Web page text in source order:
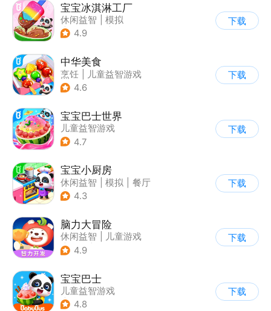
宝宝冰淇淋工厂
休闲益智
模拟
| 宝宝巴士
4.9
下载
中华美食
烹饪
儿童益智游戏
4.6
下载
宝宝巴士世界
儿童益智游戏
4.7
下载
宝宝小厨房
休闲益智 模拟
餐厅
| 宝宝巴士
4.3
下载
脑力大冒险
休闲益智
儿童游戏
| 卡通
4.9
下载
宝宝巴士
儿童益智游戏
| 启蒙早教
4.8
下载